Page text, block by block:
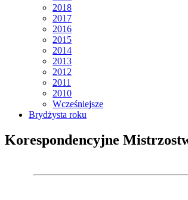
2018
2017
2016
2015
2014
2013
2012
2011
2010
Wcześniejsze
Brydżysta roku
Korespondencyjne